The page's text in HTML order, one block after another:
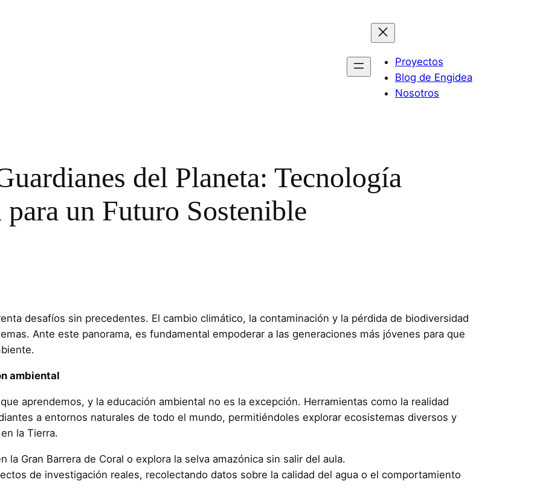
Proyectos
Blog de Engidea
Nosotros
del Planeta: Tecnología
un Futuro Sostenible
desafíos sin precedentes. El cambio climático, la contaminación y la pérdida de biodiversidad
Ante este panorama, es fundamental empoderar a las generaciones más jóvenes para que
ambiental
aprendemos, y la educación ambiental no es la excepción. Herramientas como la realidad
a entornos naturales de todo el mundo, permitiéndoles explorar ecosistemas diversos y
la Tierra.
la Gran Barrera de Coral o explora la selva amazónica sin salir del aula.
de investigación reales, recolectando datos sobre la calidad del agua o el comportamiento